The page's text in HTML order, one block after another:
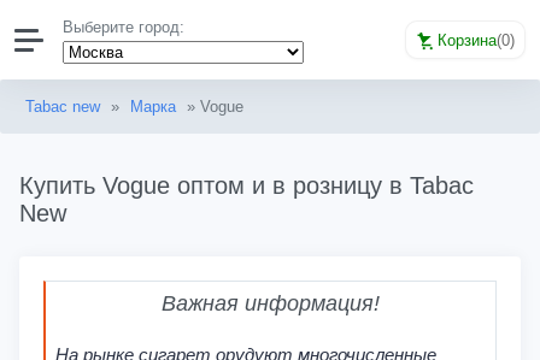
Выберите город:
Корзина(0)
Tabac new » Марка » Vogue
Купить Vogue оптом и в розницу в Tabac
New
Важная информация!
На рынке сигарет орудуют многочисленные